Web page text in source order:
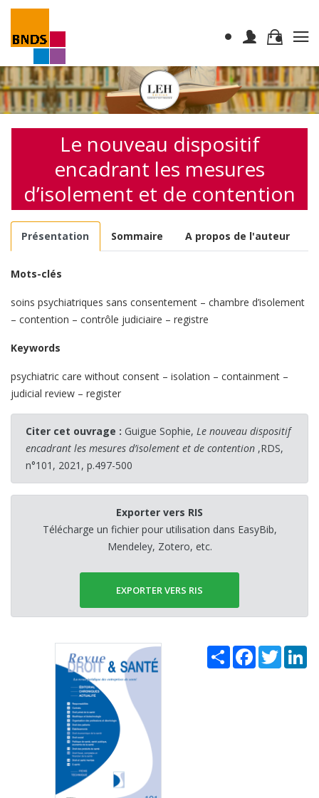
Le nouveau dispositif
encadrant les mesures
d’isolement et de contention
Présentation Sommaire A propos de l'auteur
Mots-clés
soins psychiatriques sans consentement – chambre d’isolement
– contention – contrôle judiciaire – registre
Keywords
psychiatric care without consent – isolation – containment –
judicial review – register
Citer cet ouvrage : Guigue Sophie, Le nouveau dispositif
encadrant les mesures d’isolement et de contention ,RDS,
n°101, 2021, p.497-500
Exporter vers RIS
Télécharge un fichier pour utilisation dans EasyBib,
Mendeley, Zotero, etc.
EXPORTER VERS RIS
Share Facebook
Twitter